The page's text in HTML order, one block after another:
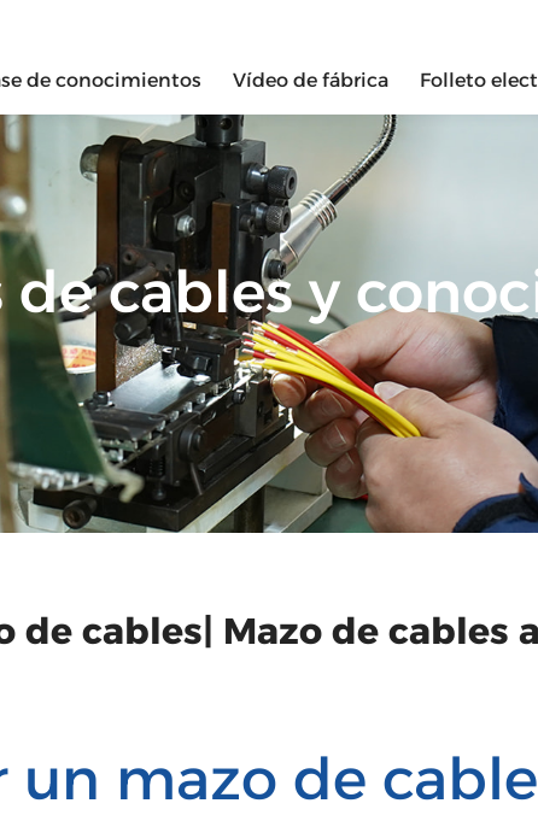
de conocimientos Vídeo de fábrica Folleto
de cables y
de cables| Mazo de cables
mazo de